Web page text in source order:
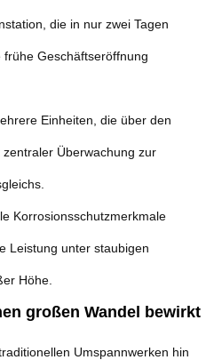
die in nur zwei Tagen
Geschäftseröffnung
Einheiten, die über den
Überwachung zur
Korrosionsschutzmerkmale
Leistung unter staubigen
Höhe.
großen Wandel bewirkt
Umspannwerken hin